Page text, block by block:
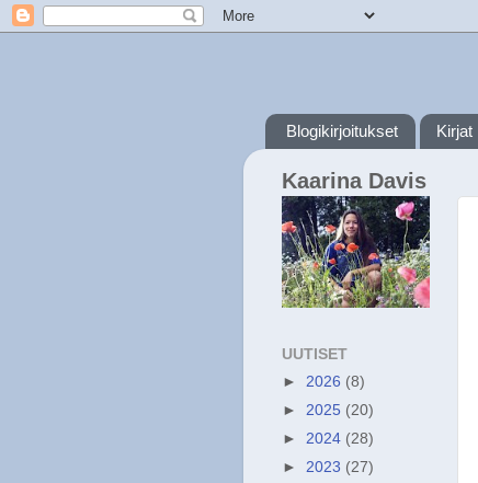
Blogikirjoitukset Kirjat
Kaarina Davis
UUTISET
► 2026 (8)
► 2025 (20)
► 2024 (28)
► 2023 (27)